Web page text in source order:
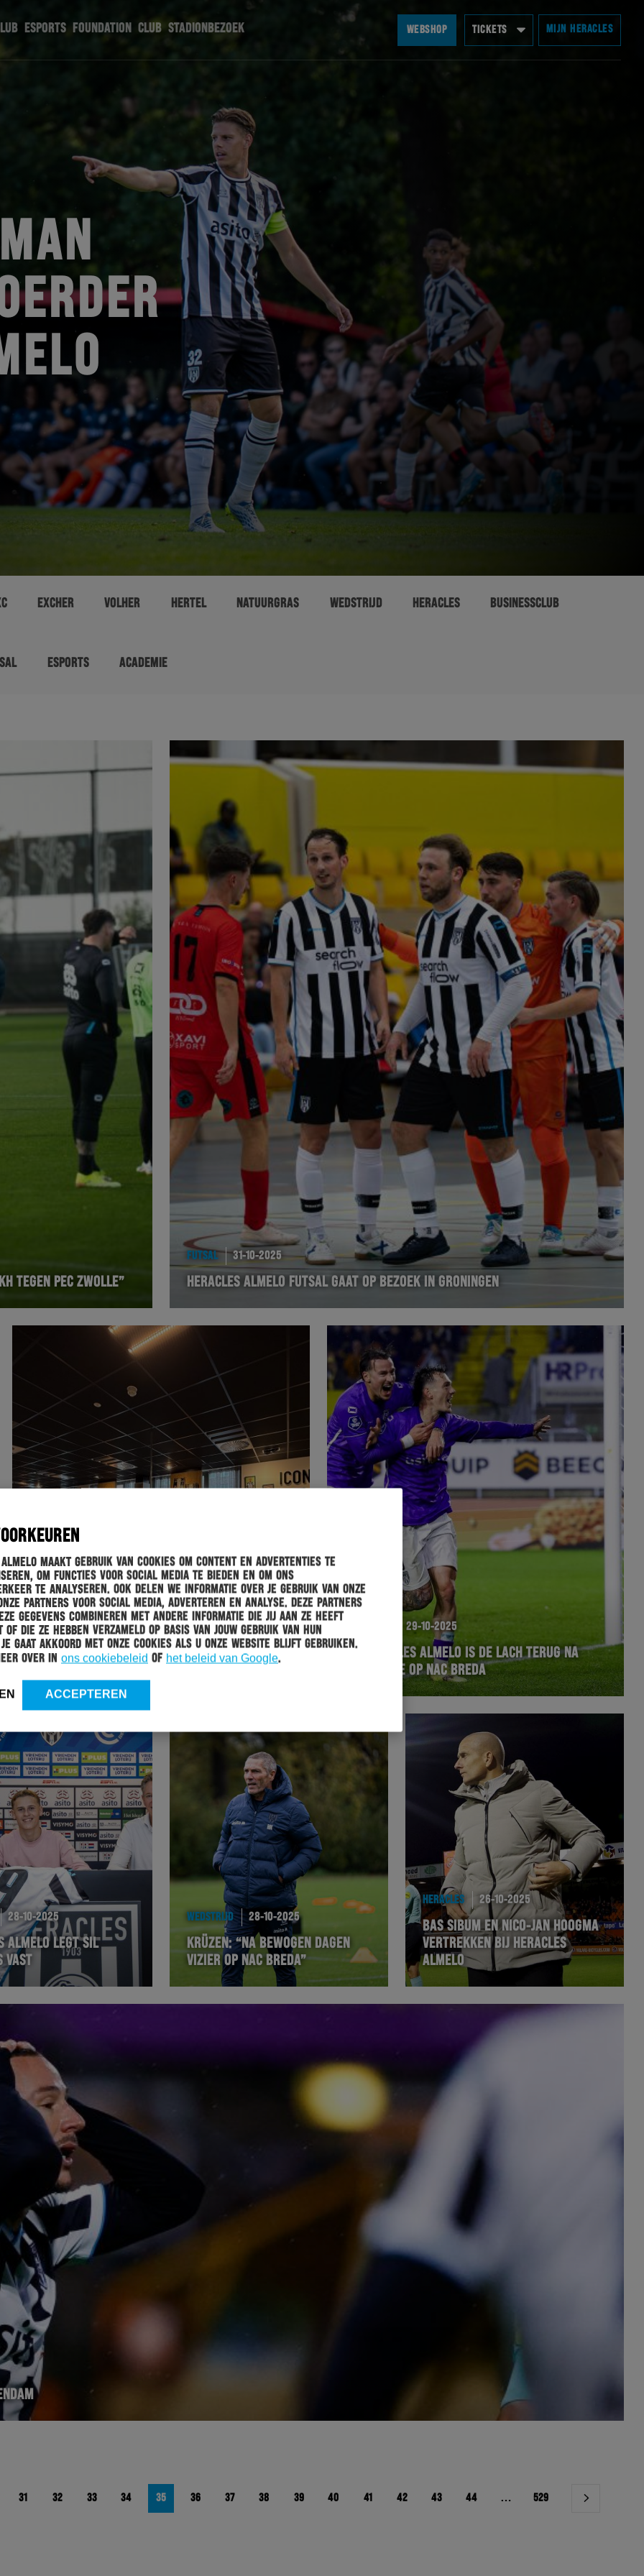
maakt gebruik van cookies om content en advertenties te
om functies voor social media te bieden en om ons
te analyseren. Ook delen we informatie over je gebruik van onze
partners voor social media, adverteren en analyse. Deze partners
gegevens combineren met andere informatie die jij aan ze heeft
die ze hebben verzameld op basis van jouw gebruik van hun
gaat akkoord met onze cookies als u onze website blijft gebruiken.
over in ons cookiebeleid of het beleid van Google.
ACCEPTEREN
ESPORTS FOUNDATION CLUB STADIONBEZOEK WEBSHOP TICKETS MIJN HERACLES
EXCHER VOLHER HERTEL NATUURGRAS WEDSTRIJD HERACLES BUSINESSCLUB
ESPORTS ACADEMIE
TEGEN PEC ZWOLLE”
FUTSAL 31-10-2025
HERACLES ALMELO FUTSAL GAAT OP BEZOEK IN GRONINGEN
HERACLES 30-10-2025
HERACLES MUSEUM GEOPEND VOORAFGAAND AAN
29-10-2025
BIJ HERACLES ALMELO IS DE LACH TERUG NA
BEKERZEGE OP NAC BREDA
28-10-2025
ALMELO LEGT SIL
VAST
WEDSTRIJD 28-10-2025
KRÜZEN: “NA BEWOGEN DAGEN
VIZIER OP NAC BREDA”
HERACLES 26-10-2025
BAS SIBUM EN NICO-JAN HOOGMA
VERTREKKEN BIJ HERACLES
ALMELO
31 32 33 34 35 36 37 38 39 40 41 42 43 44 … 529